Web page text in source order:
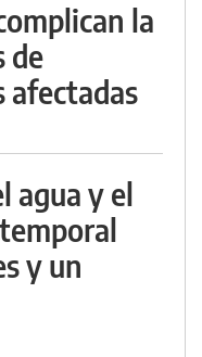
la
de
afectadas
agua y el
y un